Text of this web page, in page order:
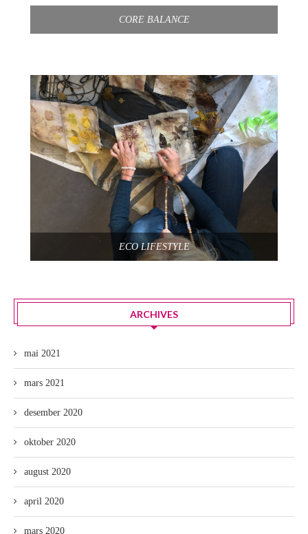
CORE BALANCE
ECO LIFESTYLE
ARCHIVES
mai 2021
mars 2021
desember 2020
oktober 2020
august 2020
april 2020
mars 2020